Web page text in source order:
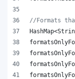
//Formats
HashMap<